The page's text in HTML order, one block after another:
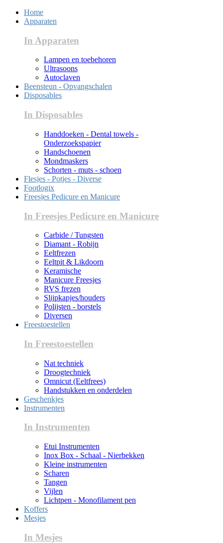
Home
Apparaten
In Apparaten
Lampen en toebehoren
Ultrasoons
Autoclaven
Beensteun - Opvangschalen
Disposables
In Disposables
Handdoeken - Dental towels -
Onderzoekspapier
Handschoenen
Mondmaskers
Schorten - muts - schoen
Flesjes - Potjes - Diverse
Footlogix
Freesjes Pedicure en Manicure
In Freesjes Pedicure en Manicure
Carbide / Tungsten
Diamant - Robijn
Eeltfrezen
Eeltpit & Likdoorn
Keramische
Manicure Freesjes
RVS frezen
Slijpkapjes/houders
Polijsten - borstels
Diversen
Freestoestellen
In Freestoestellen
Nat techniek
Droogtechniek
Omnicut (Eeltfrees)
Handstukken en onderdelen
Geschenkjes
Instrumenten
In Instrumenten
Etui Instrumenten
Inox Box - Schaal - Nierbekken
Kleine instrumenten
Scharen
Tangen
Vijlen
Lichtpen - Monofilament pen
Koffers
Mesjes
In Mesjes